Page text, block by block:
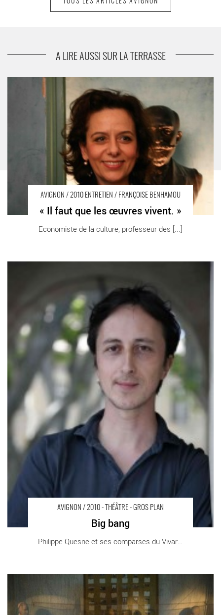
Vos 2 Vils
TOUS LES ARTICLES AVIGNON
A LIRE AUSSI SUR LA TERRASSE
AVIGNON / 2010 ENTRETIEN / FRANÇOISE BENHAMOU
« Il faut que les œuvres vivent. »
Economiste de la culture, professeur des [...]
« Il faut que les œuvres vivent. » - Critique sortie Avignon / 2010
AVIGNON / 2010 - THÉÂTRE - GROS PLAN
Big bang
Philippe Quesne et ses comparses du Vivarium [...]
Le Bardo - Critique sortie Avignon / 2010